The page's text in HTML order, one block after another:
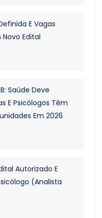
E Vagas
Novo Edital
Saúde Deve
E Psicólogos Têm
Em 2026
Autorizado E
(Analista